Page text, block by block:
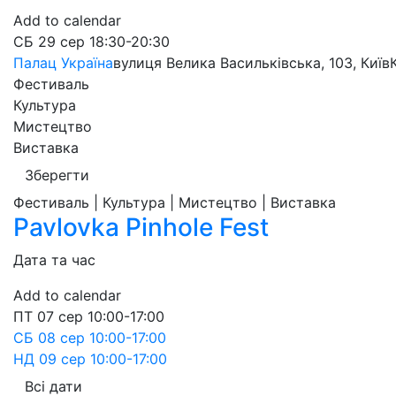
Add to calendar
СБ 29 сер 18:30-20:30
Палац Українавулиця Велика Васильківська, 103, Київ
Фестиваль
Культура
Мистецтво
Виставка
Зберегти
Фестиваль | Культура | Мистецтво | Виставка
Pavlovka Pinhole Fest
Дата та час
Add to calendar
ПТ 07 сер 10:00-17:00
СБ 08 сер 10:00-17:00
НД 09 сер 10:00-17:00
Всі дати